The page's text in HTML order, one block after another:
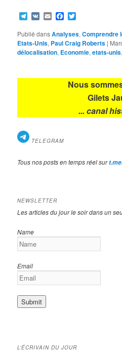
Telegram
VK EmailFacebook
Publié dansAnalyses,Comprendre
Etats-Unis, Paul Craig Roberts |
délocalisation, Economie,etats-unis
Nous
Gilets
... canal
TELEGRAM
Tous nos posts en temps réel sur
NEWSLETTER
Les articles du jour le soir dans un
Name
Email
L’ÉCRIVAIN DU JOUR